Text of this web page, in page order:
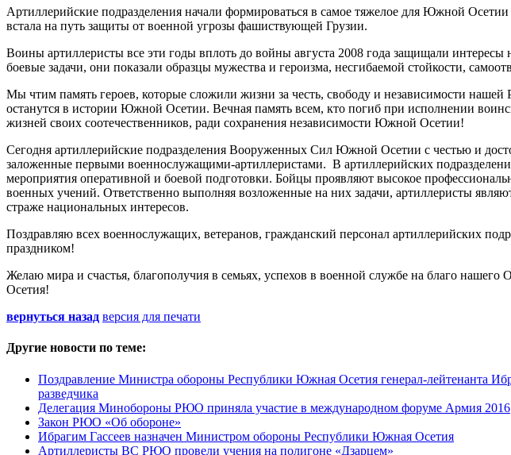
Артиллерийские подразделения начали формироваться в самое тяжелое для Южной Осетии
встала на путь защиты от военной угрозы фашиствующей Грузии.
Воины артиллеристы все эти годы вплоть до войны августа 2008 года защищали
боевые задачи, они показали образцы мужества и героизма, несгибаемой стойкости,
Мы чтим память героев, которые сложили жизни за честь, свободу и независимости нашей
останутся в истории Южной Осетии. Вечная память всем, кто погиб при исполнении
жизней своих соотечественников, ради сохранения независимости Южной Осетии!
Сегодня артиллерийские подразделения Вооруженных Сил Южной Осетии с честью и
заложенные первыми военнослужащими-артиллеристами. В артиллерийских
мероприятия оперативной и боевой подготовки. Бойцы проявляют высокое
военных учений. Ответственно выполняя возложенные на них задачи, артиллеристы
страже национальных интересов.
Поздравляю всех военнослужащих, ветеранов, гражданский персонал артиллерийских
праздником!
Желаю мира и счастья, благополучия в семьях, успехов в военной службе на благо
Осетия!
вернуться назад версия для печати
Другие новости по теме:
Поздравление Министра обороны Республики Южная Осетия генерал-лейтенанта
разведчика
Делегация Минобороны РЮО приняла участие в международном форуме Армия 2016
Закон РЮО «Об обороне»
Ибрагим Гассеев назначен Министром обороны Республики Южная Осетия
Артиллеристы ВС РЮО провели учения на полигоне «Дзарцем»